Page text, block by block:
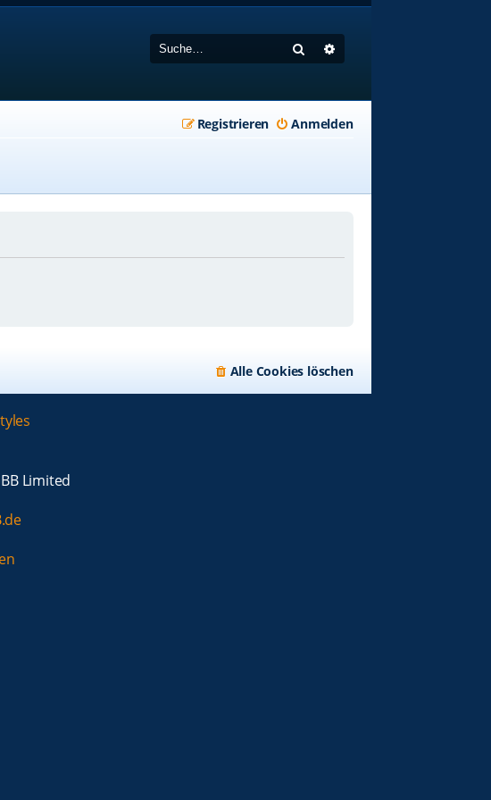
Suche
Anmelden
Registrieren
Alle Cookies löschen
Limited